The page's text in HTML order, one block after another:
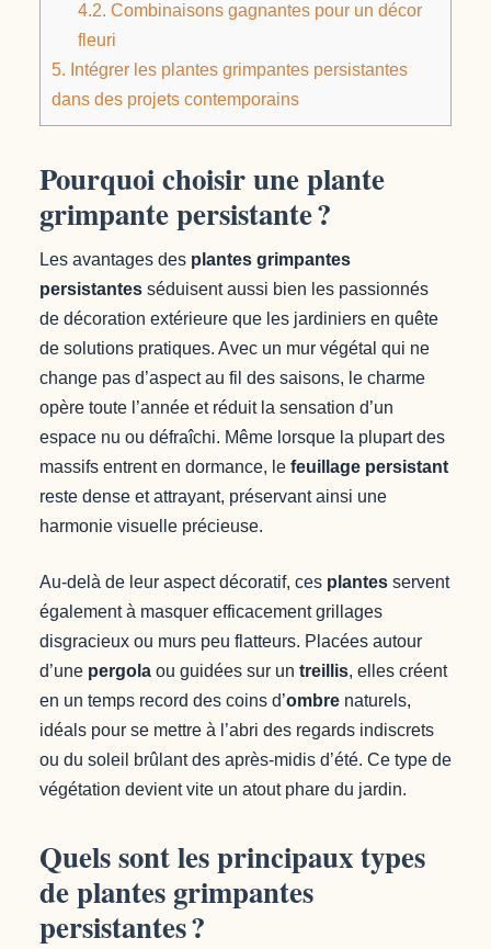
4.2. Combinaisons gagnantes pour un décor
fleuri
5. Intégrer les plantes grimpantes persistantes
dans des projets contemporains
Pourquoi choisir une plante
grimpante persistante ?
Les avantages des plantes grimpantes
persistantes séduisent aussi bien les passionnés
de décoration extérieure que les jardiniers en quête
de solutions pratiques. Avec un mur végétal qui ne
change pas d’aspect au fil des saisons, le charme
opère toute l’année et réduit la sensation d’un
espace nu ou défraîchi. Même lorsque la plupart des
massifs entrent en dormance, le feuillage persistant
reste dense et attrayant, préservant ainsi une
harmonie visuelle précieuse.
Au-delà de leur aspect décoratif, ces plantes servent
également à masquer efficacement grillages
disgracieux ou murs peu flatteurs. Placées autour
d’une pergola ou guidées sur un treillis, elles créent
en un temps record des coins d’ombre naturels,
idéals pour se mettre à l’abri des regards indiscrets
ou du soleil brûlant des après-midis d’été. Ce type de
végétation devient vite un atout phare du jardin.
Quels sont les principaux types
de plantes grimpantes
persistantes ?